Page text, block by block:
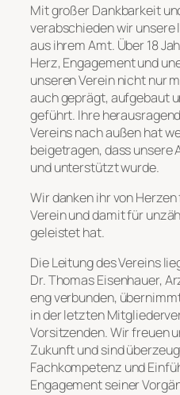
Mit großer Dankbarkeit
verabschieden wir unsere
aus ihrem Amt. Über 18
Herz, Engagement und
unseren Verein nicht nur
auch geprägt, aufgebaut
geführt. Ihre
Vereins nach außen hat
beigetragen, dass unsere
und unterstützt wurde.
Wir danken ihr von
Verein und damit für
geleistet hat.
Die Leitung des Vereins
Dr. Thomas Eisenhauer,
eng verbunden,
in der letzten
Vorsitzenden. Wir freuen
Zukunft und sind
Fachkompetenz und
Engagement seiner